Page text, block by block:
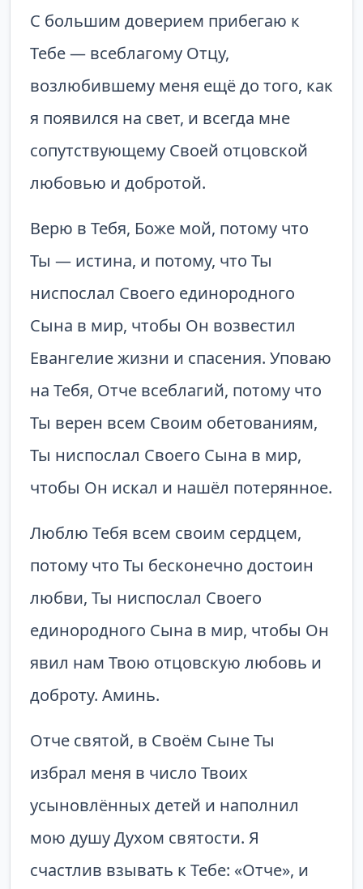
С большим доверием прибегаю к
Тебе — всеблагому Отцу,
возлюбившему меня ещё до того, как
я появился на свет, и всегда мне
сопутствующему Своей отцовской
любовью и добротой.
Верю в Тебя, Боже мой, потому что
Ты — истина, и потому, что Ты
ниспослал Своего единородного
Сына в мир, чтобы Он возвестил
Евангелие жизни и спасения. Уповаю
на Тебя, Отче всеблагий, потому что
Ты верен всем Своим обетованиям,
Ты ниспослал Своего Сына в мир,
чтобы Он искал и нашёл потерянное.
Люблю Тебя всем своим сердцем,
потому что Ты бесконечно достоин
любви, Ты ниспослал Своего
единородного Сына в мир, чтобы Он
явил нам Твою отцов­скую любовь и
доброту. Аминь.
Отче святой, в Своём Сыне Ты
избрал меня в число Твоих
усыновлённых детей и наполнил
мою душу Духом святости. Я
счастлив взывать к Тебе: «Отче», и